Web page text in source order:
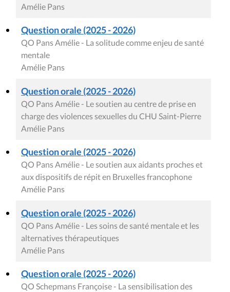
Amélie Pans
Question orale (2025 - 2026)
QO Pans Amélie - La solitude comme enjeu de santé
mentale
Amélie Pans
Question orale (2025 - 2026)
QO Pans Amélie - Le soutien au centre de prise en
charge des violences sexuelles du CHU Saint-Pierre
Amélie Pans
Question orale (2025 - 2026)
QO Pans Amélie - Le soutien aux aidants proches et
aux dispositifs de répit en Bruxelles francophone
Amélie Pans
Question orale (2025 - 2026)
QO Pans Amélie - Les soins de santé mentale et les
alternatives thérapeutiques
Amélie Pans
Question orale (2025 - 2026)
QO Schepmans Françoise - La sensibilisation des